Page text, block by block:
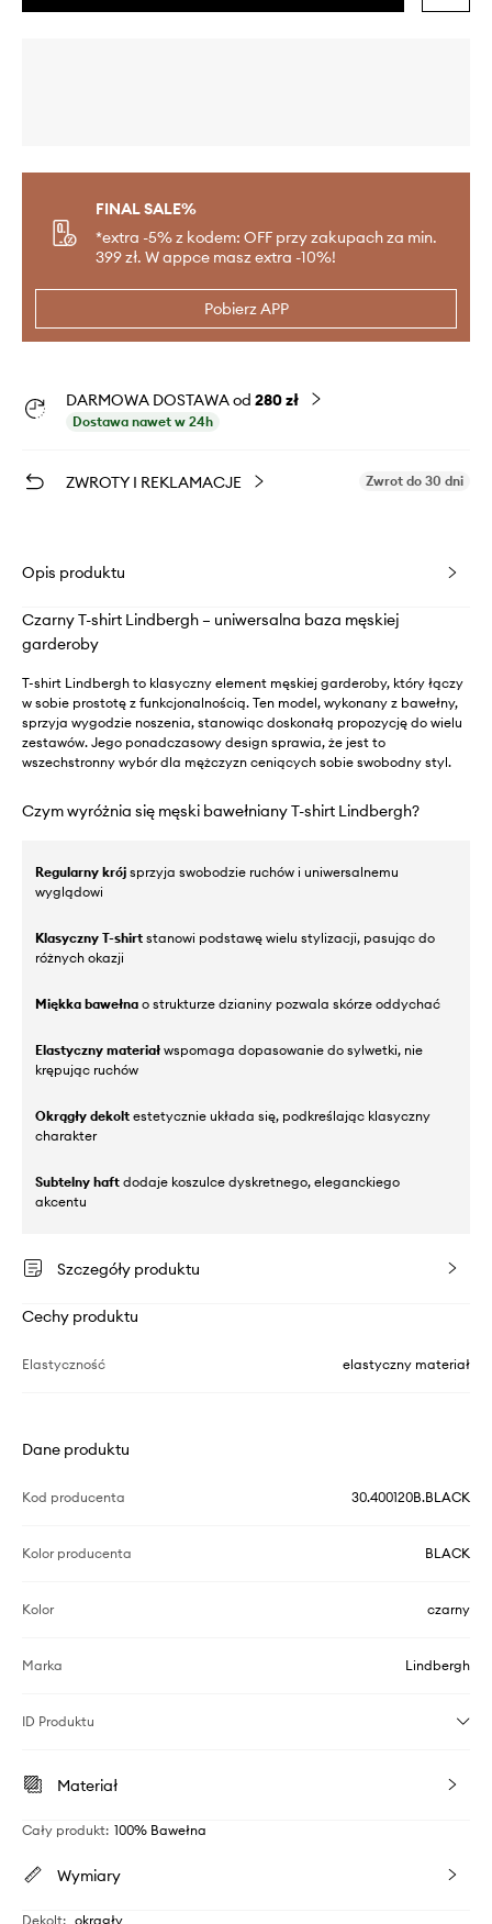
FINAL SALE%
*extra -5% z kodem: OFF przy zakupach za min.
399 zł. W appce masz extra -10%!
Pobierz APP
DARMOWA DOSTAWA od 280 zł
Dostawa nawet w 24h
ZWROTY I REKLAMACJE Zwrot do 30 dni
Opis produktu
Czarny T-shirt Lindbergh – uniwersalna baza męskiej
garderoby
T-shirt Lindbergh to klasyczny element męskiej garderoby, który łączy
w sobie prostotę z funkcjonalnością. Ten model, wykonany z bawełny,
sprzyja wygodzie noszenia, stanowiąc doskonałą propozycję do wielu
zestawów. Jego ponadczasowy design sprawia, że jest to
wszechstronny wybór dla mężczyzn ceniących sobie swobodny styl.
Czym wyróżnia się męski bawełniany T-shirt Lindbergh?
Regularny krój sprzyja swobodzie ruchów i uniwersalnemu
wyglądowi
Klasyczny T-shirt stanowi podstawę wielu stylizacji, pasując do
różnych okazji
Miękka bawełna o strukturze dzianiny pozwala skórze oddychać
Elastyczny materiał wspomaga dopasowanie do sylwetki, nie
krępując ruchów
Okrągły dekolt estetycznie układa się, podkreślając klasyczny
charakter
Subtelny haft dodaje koszulce dyskretnego, eleganckiego
akcentu
Szczegóły produktu
Cechy produktu
Elastyczność elastyczny materiał
Dane produktu
Kod producenta 30.400120B.BLACK
Kolor producenta BLACK
Kolor czarny
Marka Lindbergh
ID Produktu
Materiał
Cały produkt: 100% Bawełna
Wymiary
Dekolt: okrągły